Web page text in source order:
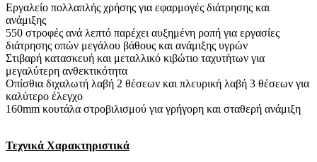
Εργαλείο πολλαπλής χρήσης για εφαρμογές διάτρησης και
ανάμιξης
550 στροφές ανά λεπτό παρέχει αυξημένη ροπή για εργασίες
διάτρησης οπών μεγάλου βάθους και ανάμιξης υγρών
Στιβαρή κατασκευή και μεταλλικό κιβώτιο ταχυτήτων για
μεγαλύτερη ανθεκτικότητα
Οπίσθια διχαλωτή λαβή 2 θέσεων και πλευρική λαβή 3 θέσεων για
καλύτερο έλεγχο
160mm κουτάλα στροβιλισμού για γρήγορη και σταθερή ανάμιξη
Τεχνικά Χαρακτηριστικά